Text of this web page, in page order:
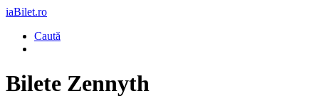
iaBilet.ro
Caută
Bilete Zennyth